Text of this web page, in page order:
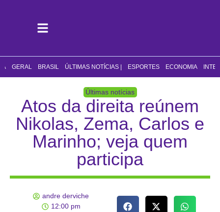
GERAL BRASIL ÚLTIMAS NOTÍCIAS | ESPORTES ECONOMIA
Últimas notícias
Atos da direita reúnem
Nikolas, Zema, Carlos e
Marinho; veja quem
participa
andre derviche
12:00 pm